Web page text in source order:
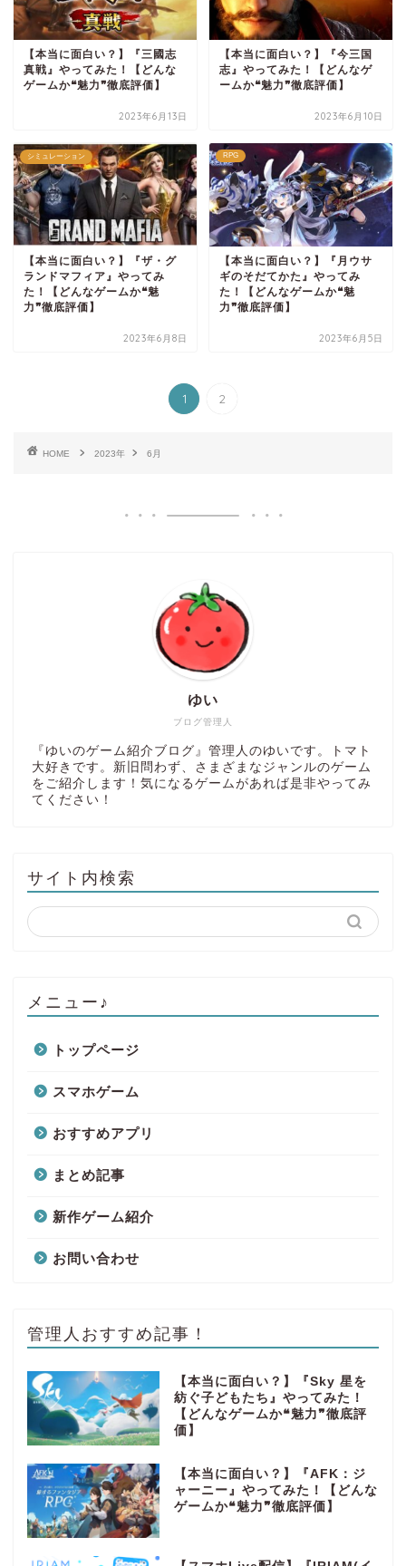
【本当に面白い？】『三國志
真戦』やってみた！【どんな
ゲームか❝魅力❞徹底評価】
2023年6月13日
【本当に面白い？】『今三国
志』やってみた！【どんなゲ
ームか❝魅力❞徹底評価】
2023年6月10日
シミュレーション
【本当に面白い？】『ザ・グ
ランドマフィア』やってみ
た！【どんなゲームか❝魅
力❞徹底評価】
2023年6月8日
RPG
【本当に面白い？】『月ウサ
ギのそだてかた』やってみ
た！【どんなゲームか❝魅
力❞徹底評価】
2023年6月5日
1 2
HOME 2023年 6月
ブログ管理人
ゆい
『ゆいのゲーム紹介ブログ』管理人のゆいです。トマト
大好きです。新旧問わず、さまざまなジャンルのゲーム
をご紹介します！気になるゲームがあれば是非やってみ
てください！
サイト内検索
メニュー♪
トップページ
スマホゲーム
おすすめアプリ
まとめ記事
新作ゲーム紹介
お問い合わせ
管理人おすすめ記事！
【本当に面白い？】『Sky 星を
紡ぐ子どもたち』やってみた！
【どんなゲームか❝魅力❞徹底評
価】
【本当に面白い？】『AFK：ジ
ャーニー』やってみた！【どんな
ゲームか❝魅力❞徹底評価】